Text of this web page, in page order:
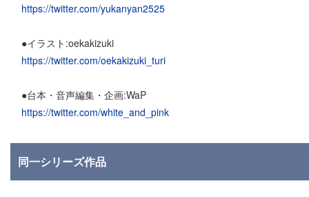
https://twitter.com/yukanyan2525
●イラスト:oekakizuki
https://twitter.com/oekakizuki_turi
●台本・音声編集・企画:WaP
https://twitter.com/white_and_pink
同一シリーズ作品